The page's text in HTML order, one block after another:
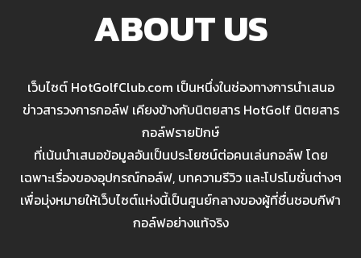
ABOUT US
เว็บไซต์ HotGolfClub.com เป็นหนึ่งในช่องทางการนำเสนอ
ข่าวสารวงการกอล์ฟ เคียงข้างกับนิตยสาร HotGolf นิตยสาร
กอล์ฟรายปักษ์
ที่เน้นนำเสนอข้อมูลอันเป็นประโยชน์ต่อคนเล่นกอล์ฟ โดย
เฉพาะเรื่องของอุปกรณ์กอล์ฟ, บทความรีวิว และโปรโมชั่นต่างๆ
เพื่อมุ่งหมายให้เว็บไซต์แห่งนี้เป็นศูนย์กลางของผู้ที่ชื่นชอบกีฬา
กอล์ฟอย่างแท้จริง